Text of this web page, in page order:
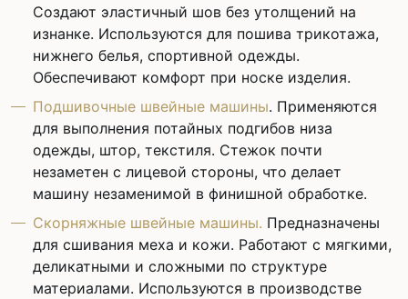
Создают эластичный шов без утолщений на
изнанке. Используются для пошива трикотажа,
нижнего белья, спортивной одежды.
Обеспечивают комфорт при носке изделия.
Подшивочные швейные машины. Применяются
для выполнения потайных подгибов низа
одежды, штор, текстиля. Стежок почти
незаметен с лицевой стороны, что делает
машину незаменимой в финишной обработке.
Скорняжные швейные машины. Предназначены
для сшивания меха и кожи. Работают с мягкими,
деликатными и сложными по структуре
материалами. Используются в производстве